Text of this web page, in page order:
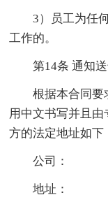
3）员工为任
工作的。
第14条 通知
根据本合同要
用中文书写并且
方的法定地址如下
公司：
地址：